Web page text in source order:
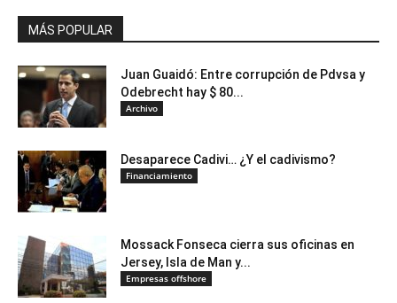
MÁS POPULAR
Juan Guaidó: Entre corrupción de Pdvsa y
Odebrecht hay $ 80...
Archivo
Desaparece Cadivi… ¿Y el cadivismo?
Financiamiento
Mossack Fonseca cierra sus oficinas en
Jersey, Isla de Man y...
Empresas offshore